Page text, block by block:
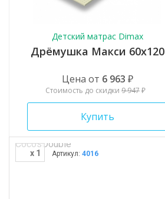
Детский матрас Dimax
Дрёмушка Макси 60x120
Цена от 6 963 ₽
Стоимость до скидки 9 947₽
Купить
x 1 Артикул: 4016